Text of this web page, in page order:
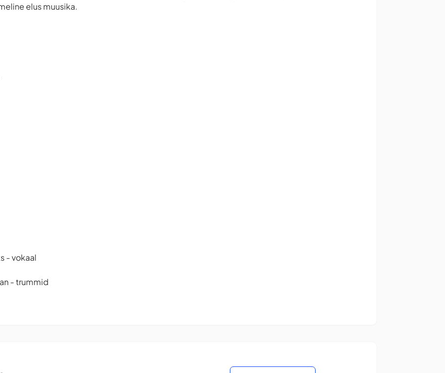
elus muusika.
- vokaal
- trummid